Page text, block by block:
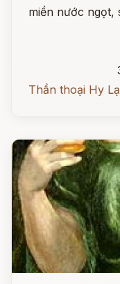
miền nước ngọt,
Thần thoại Hy